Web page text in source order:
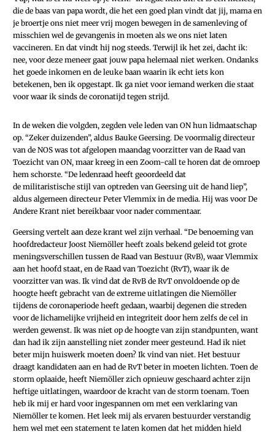
die de baas van papa wordt, die het een goed plan vindt dat jij, mama en
je broertje ons niet meer vrij mogen bewegen in de samenleving of
misschien wel de gevangenis in moeten als we ons niet laten
vaccineren. En dat vindt hij nog steeds. Terwijl ik het zei, dacht ik:
nee, voor deze meneer gaat jouw papa helemaal niet werken. Ondanks
het goede inkomen en de leuke baan waarin ik echt iets kon
betekenen, ben ik opgestapt. Ik ga niet voor iemand werken die staat
voor waar ik sinds de coronatijd tegen strijd.
In de weken die volgden, zegden vele leden van ON hun lidmaatschap
op. “Zeker duizenden”, aldus Bauke Geersing. De voormalig directeur
van de NOS was tot afgelopen maandag voorzitter van de Raad van
Toezicht van ON, maar kreeg in een Zoom-call te horen dat de omroep
hem schorste. “De ledenraad heeft geoordeeld dat
de militaristische stijl van optreden van Geersing uit de hand liep”,
aldus algemeen directeur Peter Vlemmix in de media. Hij was voor De
Andere Krant niet bereikbaar voor nader commentaar.
Geersing vertelt aan deze krant wel zijn verhaal. “De benoeming van
hoofdredacteur Joost Niemöller heeft zoals bekend geleid tot grote
meningsverschillen tussen de Raad van Bestuur (RvB), waar Vlemmix
aan het hoofd staat, en de Raad van Toezicht (RvT), waar ik de
voorzitter van was. Ik vind dat de RvB de RvT onvoldoende op de
hoogte heeft gebracht van de extreme uitlatingen die Niemöller
tijdens de coronaperiode heeft gedaan, waarbij degenen die streden
voor de ­lichamelijke vrijheid en integriteit door hem zelfs de cel in
werden gewenst. Ik was niet op de hoogte van zijn standpunten, want
dan had ik zijn aanstelling niet zonder meer gesteund. Had ik niet
beter mijn huiswerk moeten doen? Ik vind van niet. Het bestuur
draagt kandidaten aan en had de RvT beter in moeten lichten. Toen de
storm oplaaide, heeft Niemöller zich opnieuw geschaard achter zijn
heftige uitlatingen, waardoor de kracht van de storm toenam. Toen
heb ik mij er hard voor ingespannen om met een verklaring van
Niemöller te komen. Het leek mij als ervaren bestuurder verstandig
hem wel met een statement te laten komen dat het midden hield